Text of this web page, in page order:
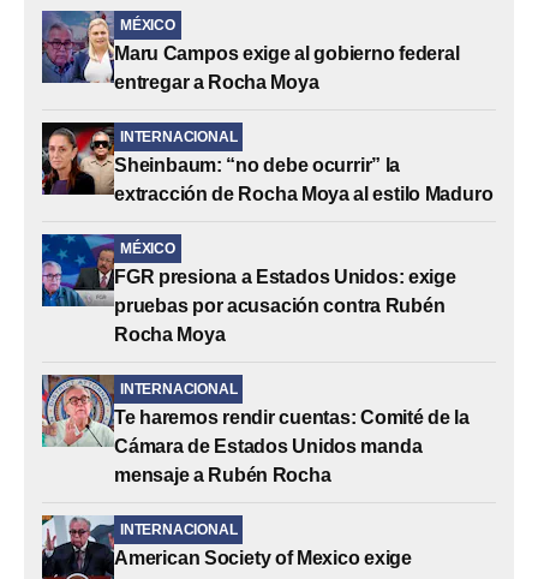
MÉXICO
Maru Campos exige al gobierno federal
entregar a Rocha Moya
INTERNACIONAL
Sheinbaum: “no debe ocurrir” la
extracción de Rocha Moya al estilo Maduro
MÉXICO
FGR presiona a Estados Unidos: exige
pruebas por acusación contra Rubén
Rocha Moya
INTERNACIONAL
Te haremos rendir cuentas: Comité de la
Cámara de Estados Unidos manda
mensaje a Rubén Rocha
INTERNACIONAL
American Society of Mexico exige